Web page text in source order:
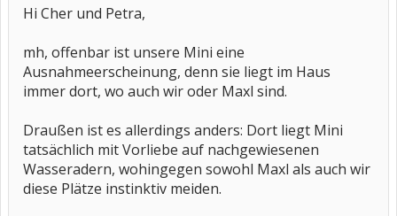
Hi Cher und Petra,
mh, offenbar ist unsere Mini eine
Ausnahmeerscheinung, denn sie liegt im Haus
immer dort, wo auch wir oder Maxl sind.
Draußen ist es allerdings anders: Dort liegt Mini
tatsächlich mit Vorliebe auf nachgewiesenen
Wasseradern, wohingegen sowohl Maxl als auch wir
diese Plätze instinktiv meiden.